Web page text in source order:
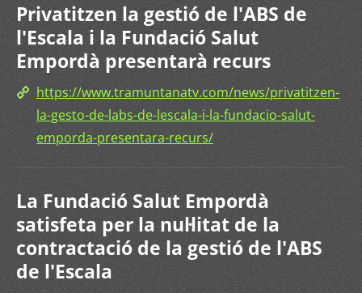
Privatitzen la gestió de l'ABS de
l'Escala i la Fundació Salut
Empordà presentarà recurs
https://www.tramuntanatv.com/news/privatitzen-
la-gesto-de-labs-de-lescala-i-la-fundacio-salut-
emporda-presentara-recurs/
La Fundació Salut Empordà
satisfeta per la nul·litat de la
contractació de la gestió de l'ABS
de l'Escala